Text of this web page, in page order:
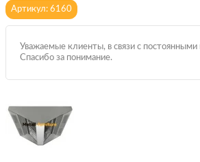
Артикул: 6160
Уважаемые клиенты, в связи с
Спасибо за понимание.